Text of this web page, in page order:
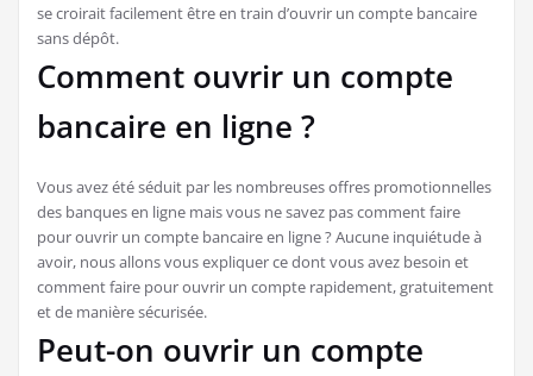
se croirait facilement être en train d’ouvrir un compte bancaire
sans dépôt.
Comment ouvrir un compte
bancaire en ligne ?
Vous avez été séduit par les nombreuses offres promotionnelles
des banques en ligne mais vous ne savez pas comment faire
pour ouvrir un compte bancaire en ligne ? Aucune inquiétude à
avoir, nous allons vous expliquer ce dont vous avez besoin et
comment faire pour ouvrir un compte rapidement, gratuitement
et de manière sécurisée.
Peut-on ouvrir un compte